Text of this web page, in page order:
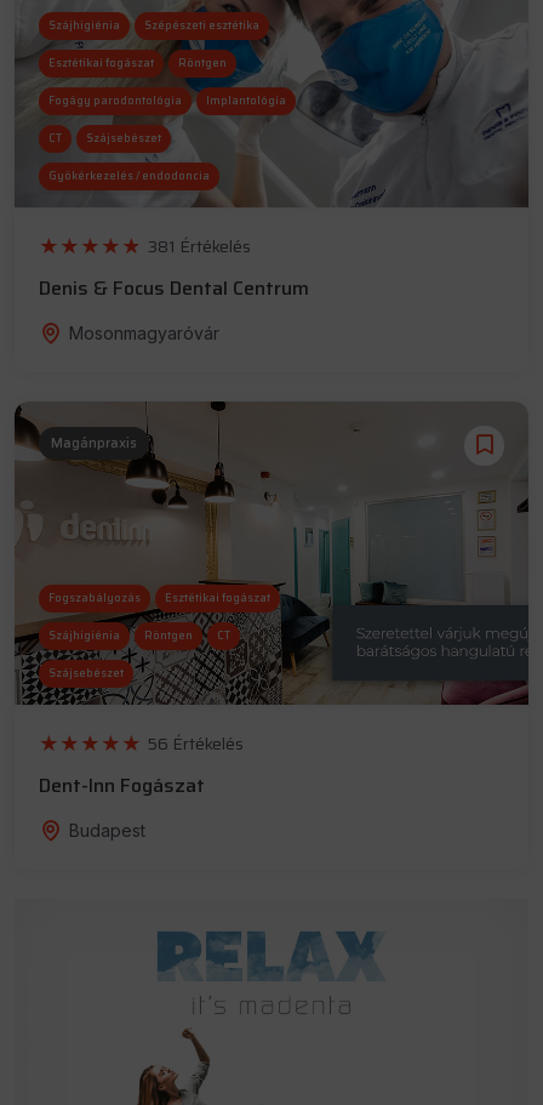
Szájhigiénia Szépészeti esztétika
Esztétikai fogászat Röntgen
Fogágy parodontológia Implantológia
CT Szájsebészet
Gyökérkezelés / endodoncia
381 Értékelés
Denis & Focus Dental Centrum
Mosonmagyaróvár
Magánpraxis
Fogszabályozás Esztétikai fogászat
Szájhigiénia Röntgen CT
Szájsebészet
56 Értékelés
Dent-Inn Fogászat
Budapest